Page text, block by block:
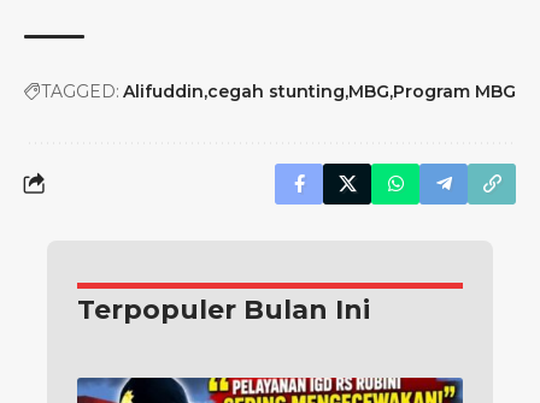
TAGGED: Alifuddin cegah stunting MBG Program MBG
Terpopuler Bulan Ini